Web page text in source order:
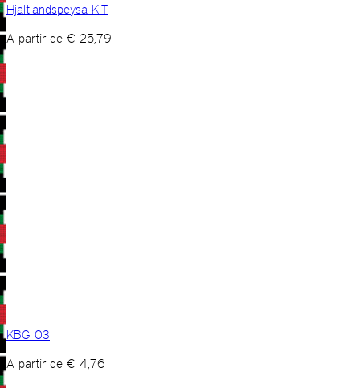
Hjaltlandspeysa KIT
A partir de € 25,79
KBG 03
A partir de € 4,76